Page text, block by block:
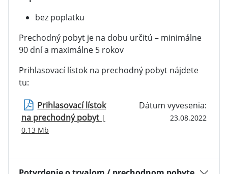
bez poplatku
Prechodný pobyt je na dobu určitú – minimálne
90 dní a maximálne 5 rokov
Prihlasovací lístok na prechodný pobyt nájdete
tu:
Prihlasovací lístok
na prechodný pobyt |
0.13 Mb
Dátum vyvesenia:
23.08.2022